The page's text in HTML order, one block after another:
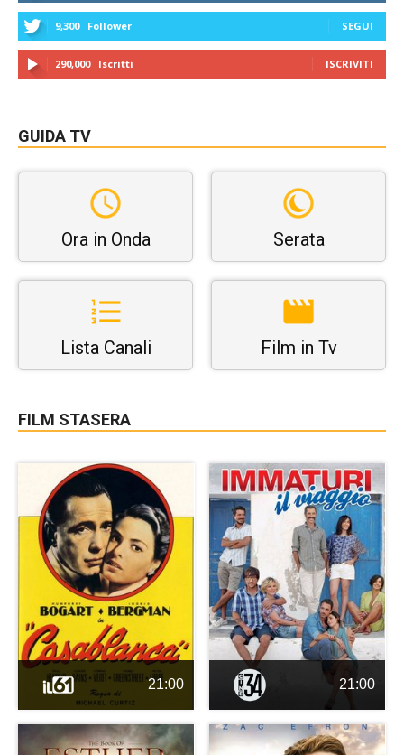
9,300 Follower SEGUI
290,000 Iscritti ISCRIVITI
GUIDA TV
Ora in Onda Serata
Lista Canali Film in Tv
FILM STASERA
21:00 21:00